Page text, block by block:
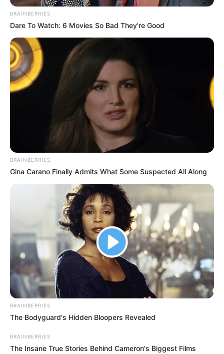
BRAINBERRIES
Dare To Watch: 6 Movies So Bad They're Good
BRAINBERRIES
Gina Carano Finally Admits What Some Suspected All Along
BRAINBERRIES
The Bodyguard's Hidden Bloopers Revealed
BRAINBERRIES
The Insane True Stories Behind Cameron's Biggest Films